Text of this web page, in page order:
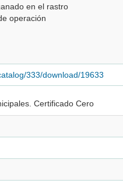
en el rastro
operación
333/download/19633
Certificado Cero